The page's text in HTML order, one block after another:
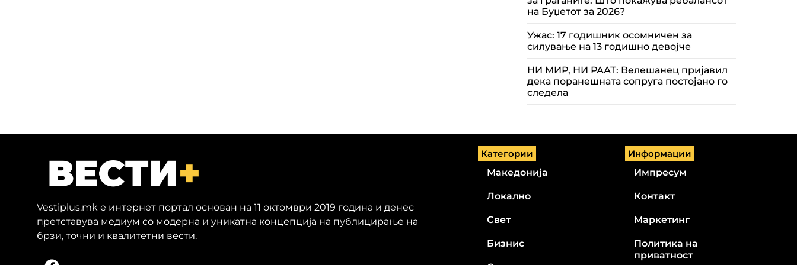
на Буџетот за 2026?
Ужас: 17 годишник осомничен за
силување на 13 годишно девојче
НИ МИР, НИ РААТ: Велешанец пријавил
дека поранешната сопруга постојано го
следела
Vestiplus.mk е интернет портал основан на 11 октомври 2019 година и денес
претставува медиум со модерна и уникатна концепција на публицирање на
брзи, точни и квалитетни вести.
Категории
Македонија
Локално
Свет
Бизнис
Информации
Импресум
Контакт
Маркетинг
Политика на
приватност